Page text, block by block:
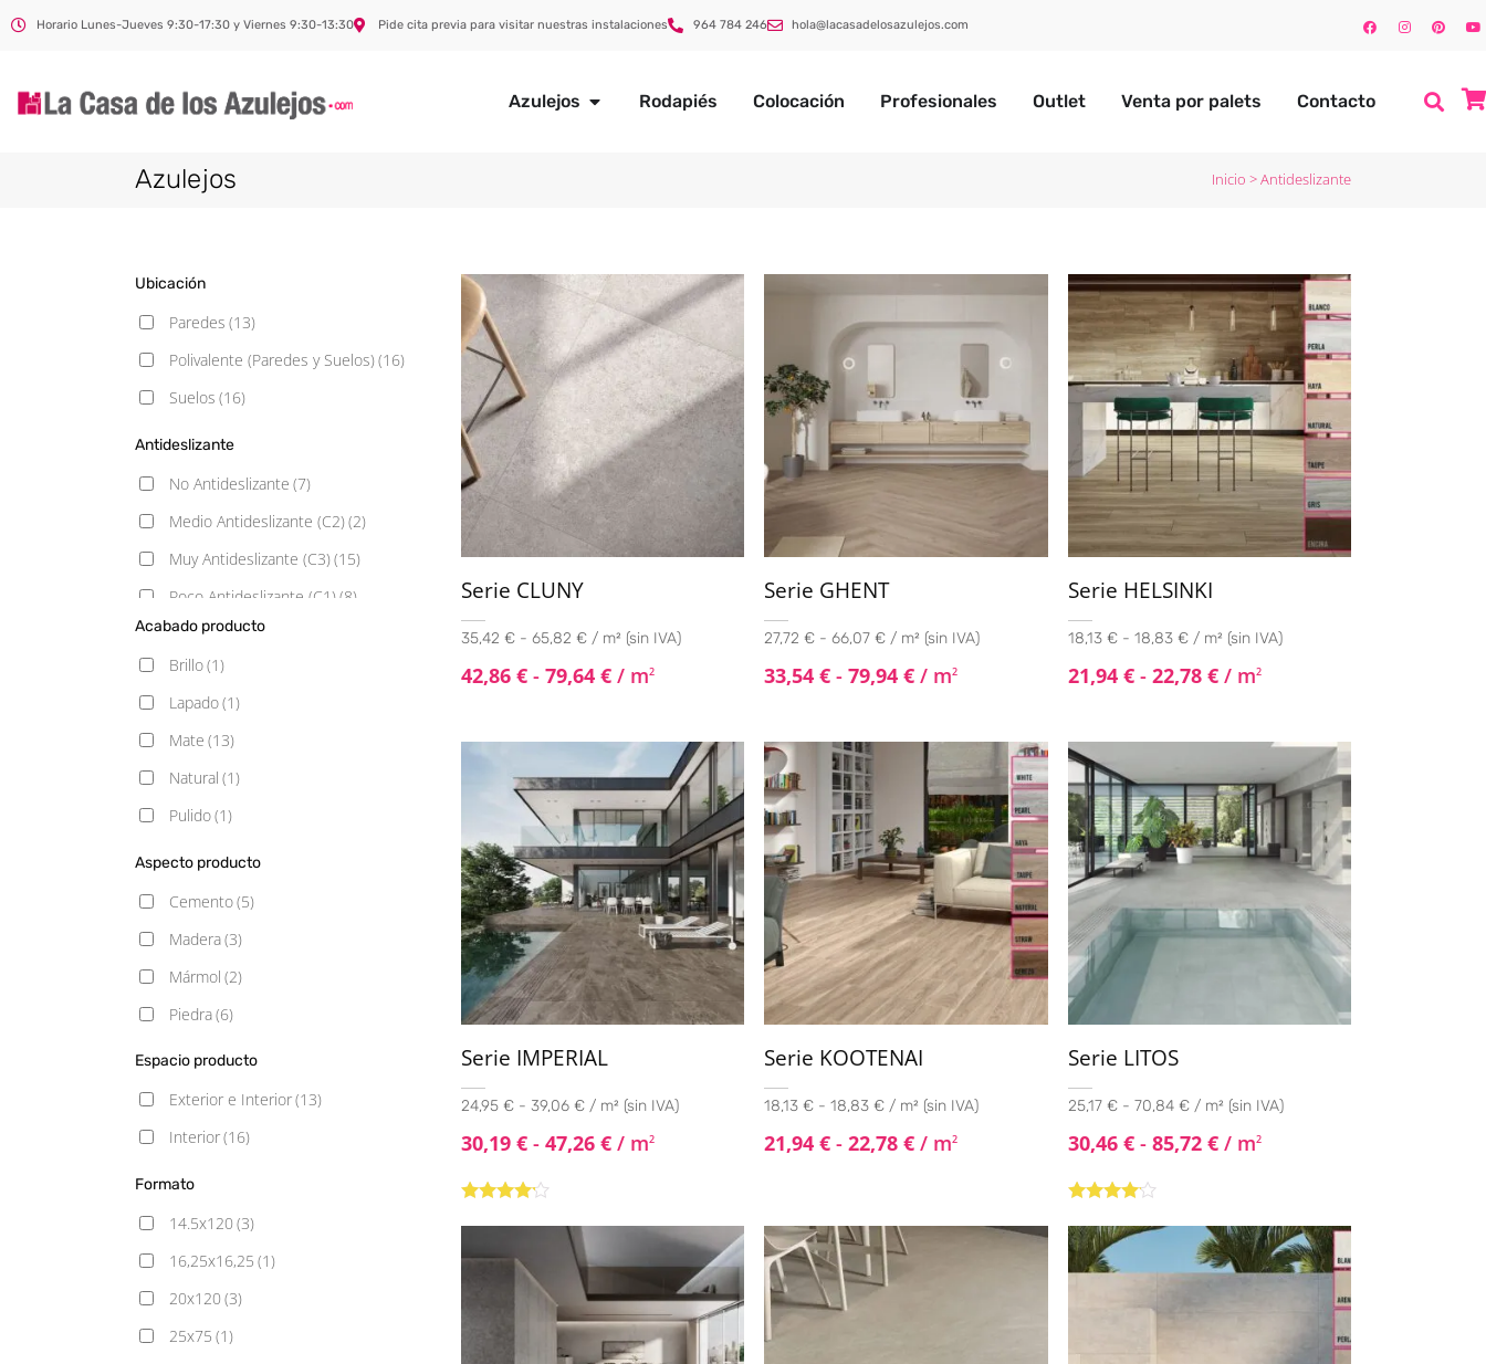
Horario Lunes-Jueves 9:30-17:30 y Viernes 9:30-13:30 Pide cita previa para visitar nuestras instalaciones 964 784 246 hola@lacasadelosazulejos.com
Azulejos Rodapiés Colocación Profesionales Outlet Venta por palets Contacto
Azulejos Inicio >Antideslizante
Ubicación
Paredes (13)
Polivalente (Paredes y Suelos)(16)
Suelos (16)
Antideslizante
No Antideslizante (7)
Medio Antideslizante (C2)(2)
Muy Antideslizante (C3)(15)
Poco Antideslizante (C1)(8)
Acabado producto
Brillo(1)
Lapado(1)
Mate (13)
Natural (1)
Pulido(1)
Aspecto producto
Cemento(5)
Madera(3)
Mármol (2)
Piedra(6)
Espacio producto
Exterior e Interior(13)
Interior(16)
Formato
14.5x120 (3)
16,25x16,25 (1)
20x120 (3)
25x75 (1)
Serie CLUNY
35,42 € - 65,82 € / m² (sin IVA)
42,86 € - 79,64 € / m2
Serie GHENT
27,72 € - 66,07 € / m² (sin IVA)
33,54€ - 79,94€ / m2
Serie HELSINKI
18,13 € - 18,83 € / m² (sin IVA)
21,94 € - 22,78 €/ m2
Serie IMPERIAL
24,95 € - 39,06 € / m² (sin IVA)
30,19 € - 47,26 € / m2
Serie KOOTENAI
18,13 € - 18,83 € / m² (sin IVA)
21,94€ - 22,78€ / m2
Serie LITOS
25,17 € - 70,84 € / m² (sin IVA)
30,46 € - 85,72 €/ m2
con4.00
de 5